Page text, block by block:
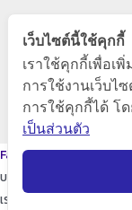
FacebookLine
บริการของเรา
เราจะพัฒนาการบริการให้
เว็บไซต์นี้ใช้คุกกี้
เราใช้คุกกี้เพื่อ
การใช้งานเว็บไ
การใช้คุกกี้ได้ โ
เป็นส่วนตัว